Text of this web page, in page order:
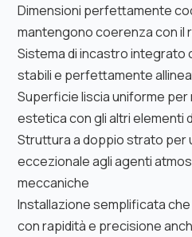
Dimensioni perfettamente
mantengono coerenza con il
Sistema di incastro integrato
stabili e perfettamente
Superficie liscia uniforme
estetica con gli altri elementi
Struttura a doppio strato per
eccezionale agli agenti
meccaniche
Installazione semplificata
con rapidità e precisione